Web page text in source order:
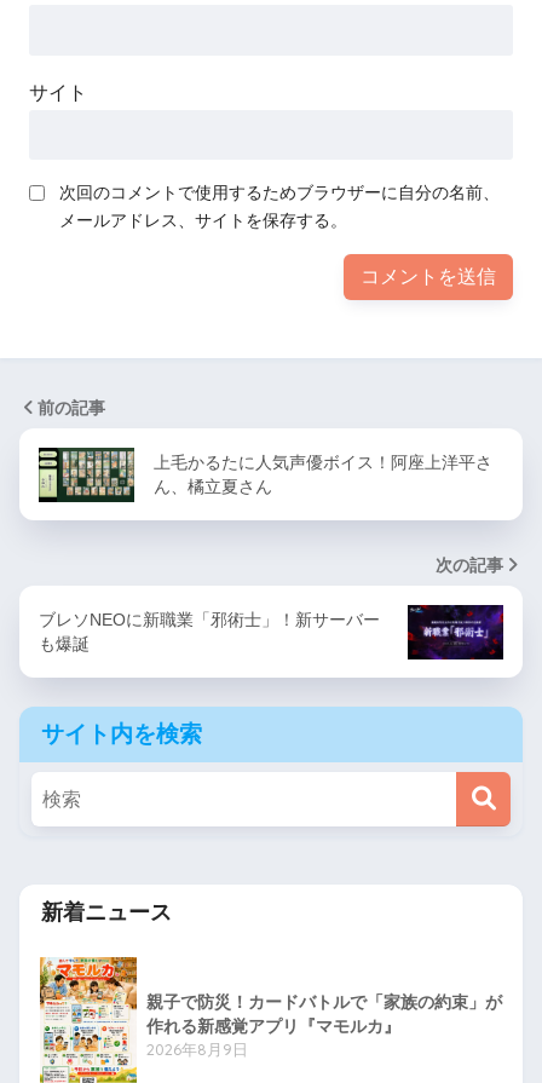
サイト
次回のコメントで使用するためブラウザーに自分の名前、
メールアドレス、サイトを保存する。
前の記事
上毛かるたに人気声優ボイス！阿座上洋平さ
ん、橘立夏さん
次の記事
ブレソNEOに新職業「邪術士」！新サーバー
も爆誕
サイト内を検索
新着ニュース
親子で防災！カードバトルで「家族の約束」が
作れる新感覚アプリ『マモルカ』
2026年8月9日